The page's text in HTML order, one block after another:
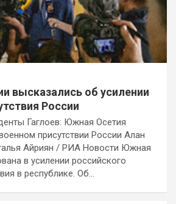
высказались об усилении
России
Гаглоев: Южная Осетия
присутствии России Алан
Айриян / РИА Новости Южная
в усилении российского
в республике. Об…